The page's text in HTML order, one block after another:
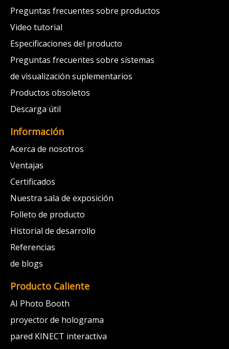
Preguntas frecuentes sobre productos
Video tutorial
Especificaciones del producto
Preguntas frecuentes sobre sistemas
de visualización suplementarios
Productos obsoletos
Descarga útil
Información
Acerca de nosotros
Ventajas
Certificados
Nuestra sala de exposición
Folleto de producto
Historial de desarrollo
Referencias
de blogs
Producto Caliente
AI Photo Booth
proyector de holograma
pared KINECT interactiva